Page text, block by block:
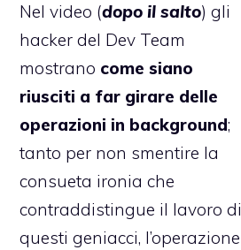
Nel video (dopo il salto) gli
hacker del Dev Team
mostrano come siano
riusciti a far girare delle
operazioni in background;
tanto per non smentire la
consueta ironia che
contraddistingue il lavoro di
questi geniacci, l’operazione